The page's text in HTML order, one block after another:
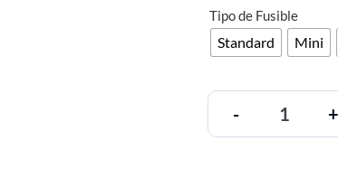
Tipo de Fusible
Standard Mini
- +